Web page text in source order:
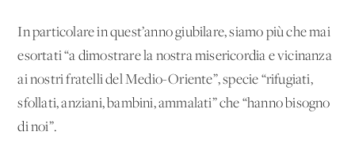
In particolare in quest’anno giubilare, siamo più che mai
esortati “a dimostrare la nostra misericordia e vicinanza
ai nostri fratelli del Medio-Oriente”, specie “rifugiati,
sfollati, anziani, bambini, ammalati” che “hanno bisogno
di noi”.